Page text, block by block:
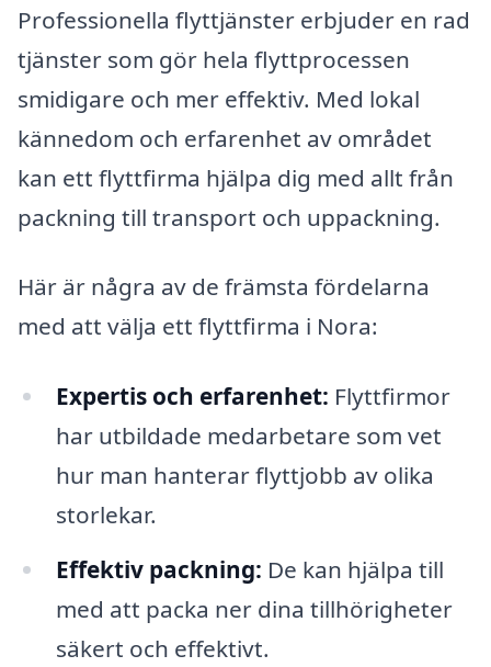
Professionella flyttjänster erbjuder en rad
tjänster som gör hela flyttprocessen
smidigare och mer effektiv. Med lokal
kännedom och erfarenhet av området
kan ett flyttfirma hjälpa dig med allt från
packning till transport och uppackning.
Här är några av de främsta fördelarna
med att välja ett flyttfirma i Nora:
Expertis och erfarenhet: Flyttfirmor
har utbildade medarbetare som vet
hur man hanterar flyttjobb av olika
storlekar.
Effektiv packning: De kan hjälpa till
med att packa ner dina tillhörigheter
säkert och effektivt.